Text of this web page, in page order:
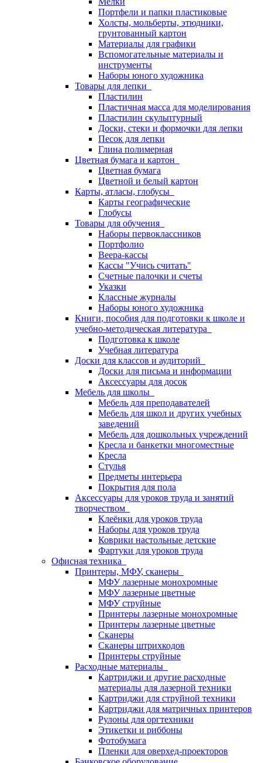
Портфели и папки пластиковые
Холсты, мольберты, этюдники,
грунтованный картон
Материалы для графики
Вспомогательные материалы и
инструменты
Наборы юного художника
Товары для лепки
Пластилин
Пластичная масса для моделирования
Пластилин скульптурный
Доски, стеки и формочки для лепки
Песок для лепки
Глина полимерная
Цветная бумага и картон
Цветная бумага
Цветной и белый картон
Карты, атласы, глобусы
Карты географические
Глобусы
Товары для обучения
Наборы первоклассников
Портфолио
Веера-кассы
Кассы "Учись считать"
Счетные палочки и счеты
Указки
Классные журналы
Наборы юного художника
Книги, пособия для подготовки к школе и
учебно-методическая литература
Подготовка к школе
Учебная литература
Доски для классов и аудиторий
Доски для письма и информации
Аксессуары для досок
Мебель для школы
Мебель для преподавателей
Мебель для школ и других учебных
заведений
Мебель для дошкольных учреждений
Кресла и банкетки многоместные
Кресла
Стулья
Предметы интерьера
Покрытия для пола
Аксессуары для уроков труда и занятий
творчеством
Клеёнки для уроков труда
Наборы для уроков труда
Коврики настольные детские
Фартуки для уроков труда
Офисная техника
Принтеры, МФУ, сканеры
МФУ лазерные монохромные
МФУ лазерные цветные
МФУ струйные
Принтеры лазерные монохромные
Принтеры лазерные цветные
Сканеры
Сканеры штрихкодов
Принтеры струйные
Расходные материалы
Картриджи и другие расходные
материалы для лазерной техники
Картриджи для струйной техники
Картриджи для матричных принтеров
Рулоны для оргтехники
Этикетки и риббоны
Фотобумага
Пленки для оверхед-проекторов